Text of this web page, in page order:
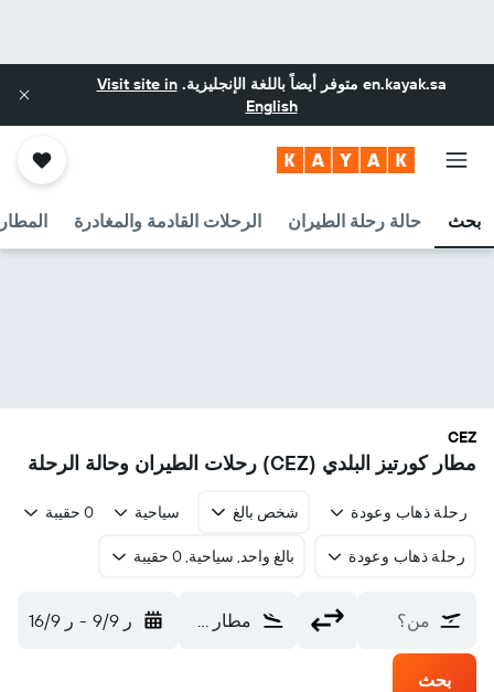
en.kayak.sa متوفر أيضاً باللغة الإنجليزية.Visit site in
English
بحث حالة رحلة الطيران الرحلات القادمة والمغادرة
CEZ
مطار كورتيز البلدي (CEZ) رحلات الطيران وحالة الرحلة
رحلة ذهاب وعودة شخص بالغ سياحية 0 حقيبة
رحلة ذهاب وعودة بالغ واحد, سياحية, 0 حقيبة
من؟ مطار كورتيز البلدي (CEZ) ر 9/9 - ر 16/9
بحث